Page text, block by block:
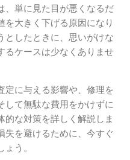
、単に見た目が悪くなるだ
を大きく下げる原因になり
としたときに、思いがけな
るケースは少なくありませ
定に与える影響や、修理を
して無駄な費用をかけずに
的な対策を詳しく解説しま
失を避けるために、今すぐ
う。